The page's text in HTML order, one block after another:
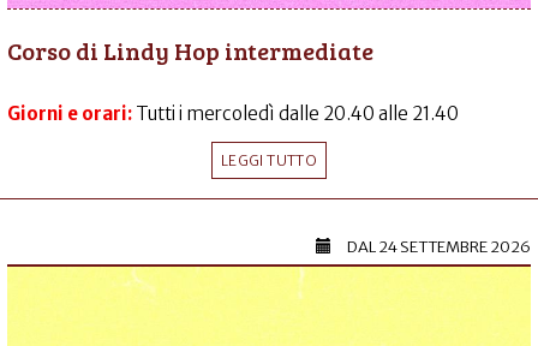
Corso di Lindy Hop intermediate
Giorni e orari: Tutti i mercoledì dalle 20.40 alle 21.40
LEGGI TUTTO
DAL24 SETTEMBRE 2026